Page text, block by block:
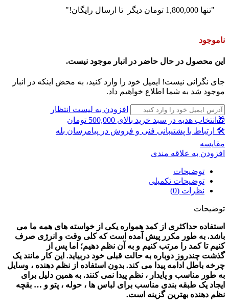
"تنها 1,800,000 تومان دیگر تا ارسال رایگان!"
ناموجود
این محصول در حال حاضر در انبار موجود نیست.
جای نگرانی نیست! ایمیل خود را وارد کنید، به محض اینکه در انبار
موجود شد به شما اطلاع خواهیم داد.
افزودن به لیست انتظار
🎁انتخاب هدیه در سبد خرید بالای 500,000 تومان
🛠 ارتباط با پشتیبانی فنی و فروش در پیامرسان بله
مقايسه
افزودن به علاقه مندی
توضیحات
توضیحات تکمیلی
نظرات (0)
توضیحات
استفاده حداکثری از کمد همواره یکی از خواسته های همه ما می
باشد. به طور مکرر پیش آمده است که کلی وقت و انرژی صرف
کنیم تا کمد را مرتب کنیم و به آن نظم دهیم؛ اما پس از
گذشت چندروز دوباره به حالت قبلی خود دربیاید. این کار مانند یک
چرخه باطل ادامه پیدا می کند. بدون استفاده از نظم دهنده ، وسایل
به طور مناسب و پایدار ، نظم پیدا نمی کنند. به همین دلیل برای
ایجاد یک طبقه بندی مناسب برای لباس ها ، حوله ، پتو و … بقچه
نظم دهنده بهترین گزینه است.